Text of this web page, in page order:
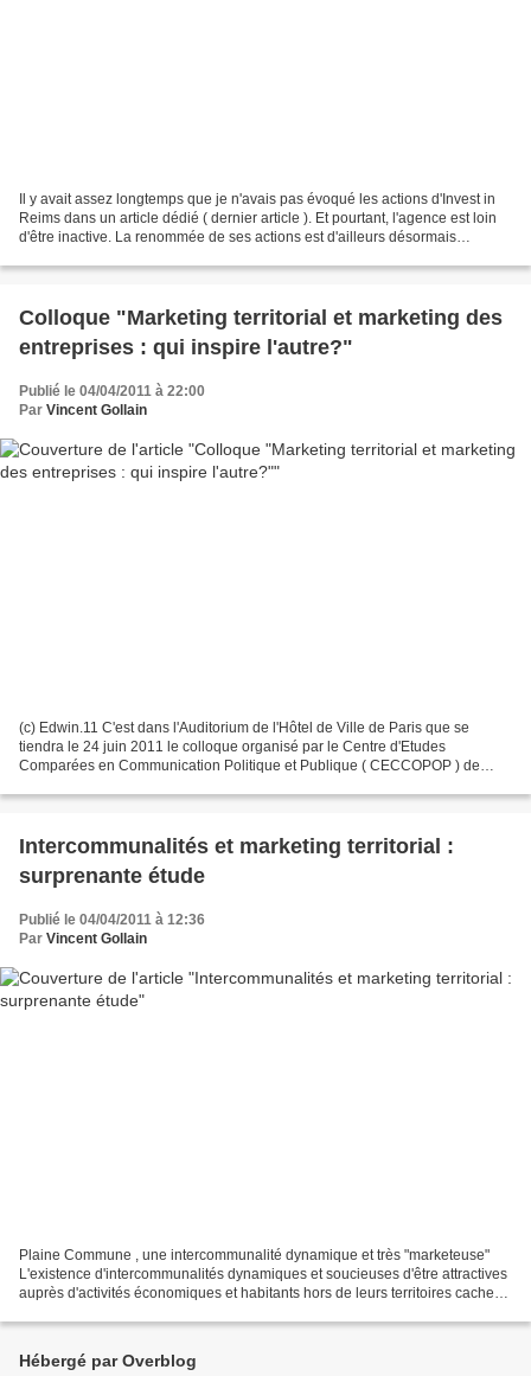
Il y avait assez longtemps que je n'avais pas évoqué les actions d'Invest in
Reims dans un article dédié ( dernier article ). Et pourtant, l'agence est loin
d'être inactive. La renommée de ses actions est d'ailleurs désormais
Colloque "Marketing territorial et marketing des
entreprises : qui inspire l'autre?"
Publié le 04/04/2011 à 22:00
Par Vincent Gollain
(c) Edwin.11 C'est dans l'Auditorium de l'Hôtel de Ville de Paris que se
tiendra le 24 juin 2011 le colloque organisé par le Centre d'Etudes
Comparées en Communication Politique et Publique ( CECCOPOP ) de
Intercommunalités et marketing territorial :
surprenante étude
Publié le 04/04/2011 à 12:36
Par Vincent Gollain
Plaine Commune , une intercommunalité dynamique et très "marketeuse"
L'existence d'intercommunalités dynamiques et soucieuses d'être attractives
auprès d'activités économiques et habitants hors de leurs territoires cachent-
Hébergé par Overblog